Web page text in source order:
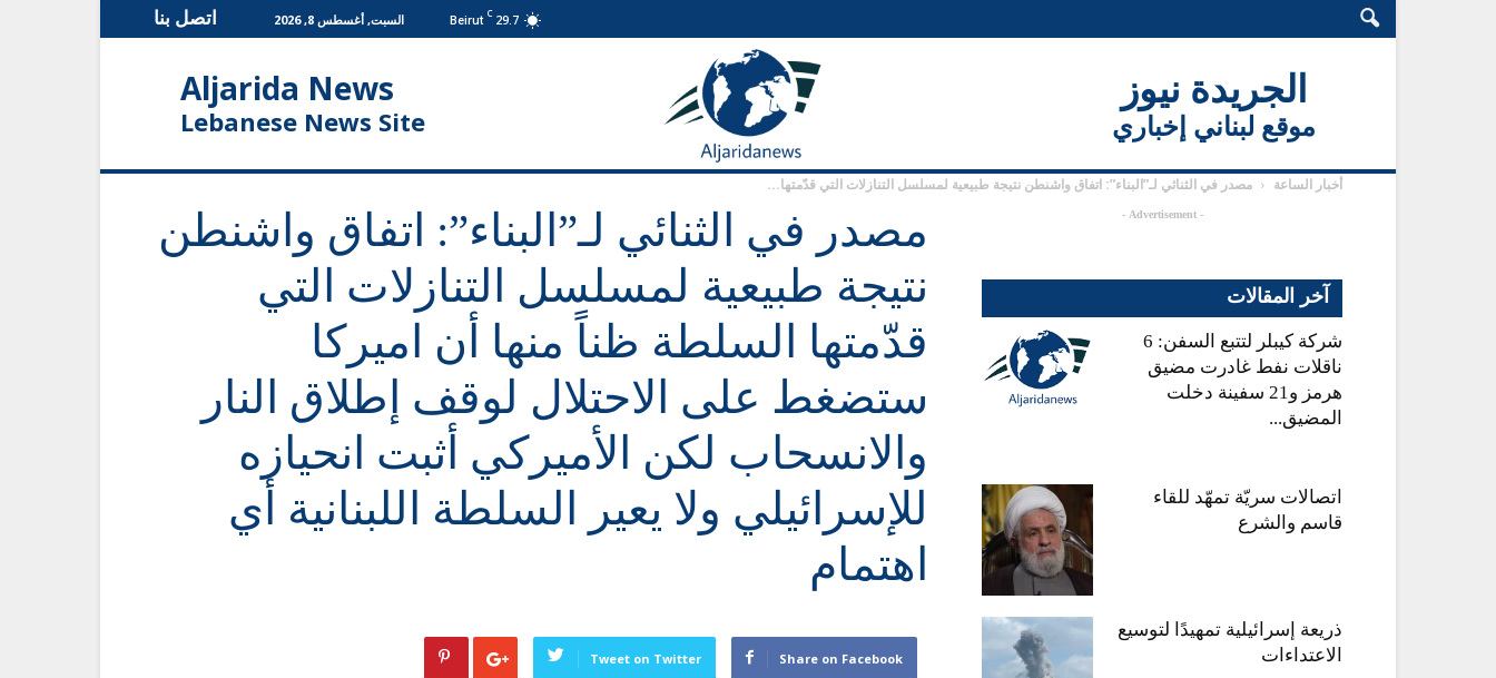
29.7
C
Beirut السبت, أغسطس 8, 2026 اتصل بنا
Aljarida News
Lebanese News Site
الجريدة نيوز
موقع لبناني إخباري
أخبار الساعة مصدر في الثنائي لـ”البناء”: اتفاق واشنطن نتيجة طبيعية لمسلسل التنازلات التي قدّمتها...
مصدر في الثنائي لـ”البناء”: اتفاق واشنطن
نتيجة طبيعية لمسلسل التنازلات التي
قدّمتها السلطة ظناً منها أن اميركا
ستضغط على الاحتلال لوقف إطلاق النار
والانسحاب لكن الأميركي أثبت انحيازه
للإسرائيلي ولا يعير السلطة اللبنانية أي
اهتمام
Share on Facebook
Tweet on Twitter
- Advertisement -
آخر المقالات
شركة كيبلر لتتبع السفن: 6
ناقلات نفط غادرت مضيق
هرمز و21 سفينة دخلت
المضيق...
اتصالات سريّة تمهّد للقاء
قاسم والشرع
ذريعة إسرائيلية تمهيدًا لتوسيع
الاعتداءات